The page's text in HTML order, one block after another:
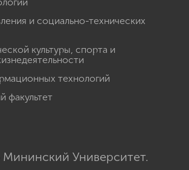
и социально-технических
культуры, спорта и
технологий
факультет
Университет.